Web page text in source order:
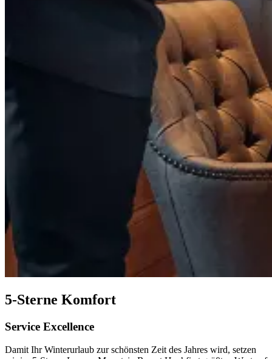
5-Sterne Komfort
Service Excellence
Damit Ihr Winterurlaub zur schönsten Zeit des Jahres wird, setzen